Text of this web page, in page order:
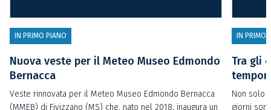
IN PRIMO PIANO
Nuova veste per il Meteo Museo Edmondo
Bernacca
Veste rinnovata per il Meteo Museo Edmondo Bernacca
(MMEB) di Fivizzano (MS) che, nato nel 2018, inaugura un
IN PRIMO
Tra gli
Non solo
giorni